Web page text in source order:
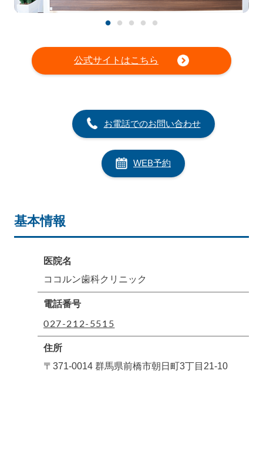
公式サイトはこちら
お電話でのお問い合わせ
WEB予約
基本情報
医院名
ココルン歯科クリニック
電話番号
027-212-5515
住所
〒371-0014 群馬県前橋市朝日町3丁目21-10